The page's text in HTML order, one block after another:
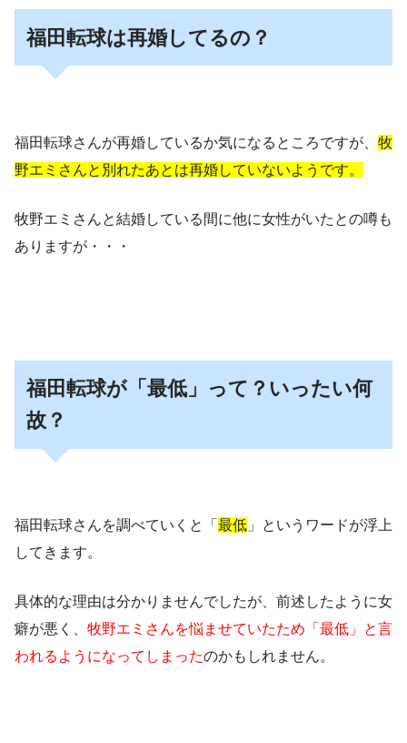
福田転球は再婚してるの？
福田転球さんが再婚しているか気になるところですが、 牧
野エミさんと別れたあとは再婚していないようです。
牧野エミさんと結婚している間に他に女性がいたとの噂も
ありますが・・・
福田転球が「最低」って？いったい何
故？
福田転球さんを調べていくと「 最低 」というワードが浮上
してきます。
具体的な理由は分かりませんでしたが、前述したように女
癖が悪く、 牧野エミさんを悩ませていたため「最低」と言
われるようになってしまったのかもしれません。